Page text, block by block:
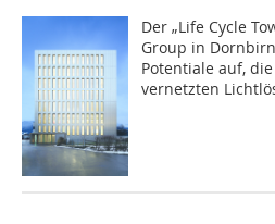
Der „Life Cycle
Group in
Potentiale auf,
vernetzten